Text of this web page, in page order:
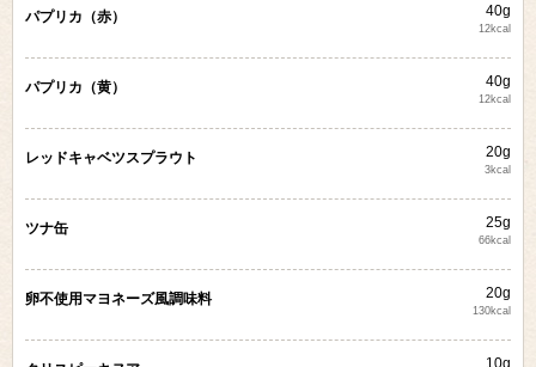
パプリカ（赤） 40g
12kcal
パプリカ（黄） 40g
12kcal
レッドキャベツスプラウト 20g
3kcal
ツナ缶 25g
66kcal
卵不使用マヨネーズ風調味料 20g
130kcal